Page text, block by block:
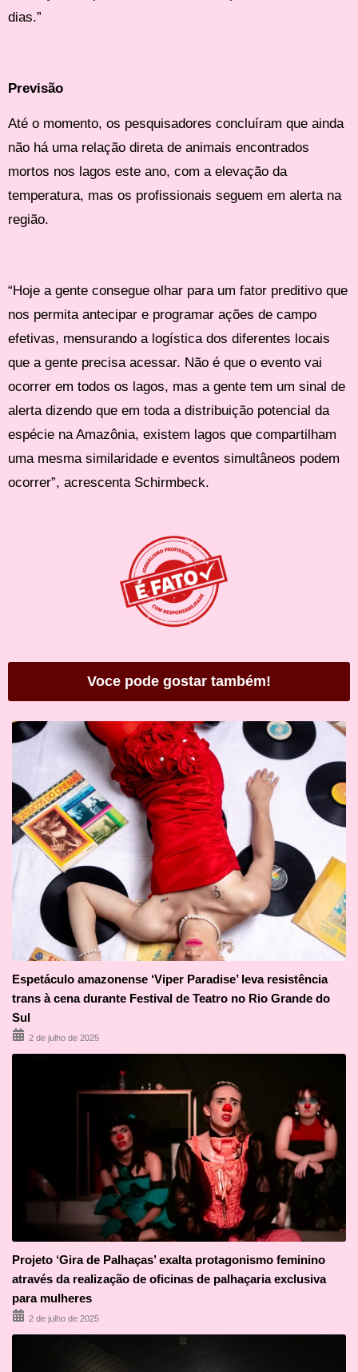
dias.”
Previsão
Até o momento, os pesquisadores concluíram que ainda
não há uma relação direta de animais encontrados
mortos nos lagos este ano, com a elevação da
temperatura, mas os profissionais seguem em alerta na
região.
“Hoje a gente consegue olhar para um fator preditivo que
nos permita antecipar e programar ações de campo
efetivas, mensurando a logística dos diferentes locais
que a gente precisa acessar. Não é que o evento vai
ocorrer em todos os lagos, mas a gente tem um sinal de
alerta dizendo que em toda a distribuição potencial da
espécie na Amazônia, existem lagos que compartilham
uma mesma similaridade e eventos simultâneos podem
ocorrer”, acrescenta Schirmbeck.
Voce pode gostar também!
Espetáculo amazonense ‘Viper Paradise’ leva resistência
trans à cena durante Festival de Teatro no Rio Grande do
Sul
2 de julho de 2025
Projeto ‘Gira de Palhaças’ exalta protagonismo feminino
através da realização de oficinas de palhaçaria exclusiva
para mulheres
2 de julho de 2025